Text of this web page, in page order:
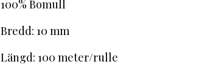
100% Bomull
Bredd: 10 mm
Längd: 100 meter/rulle